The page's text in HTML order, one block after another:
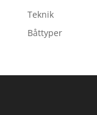
Teknik
Båttyper